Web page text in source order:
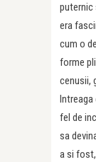
puternic
era
cum o
forme
cenusii,
Intreaga
fel de
sa
a si